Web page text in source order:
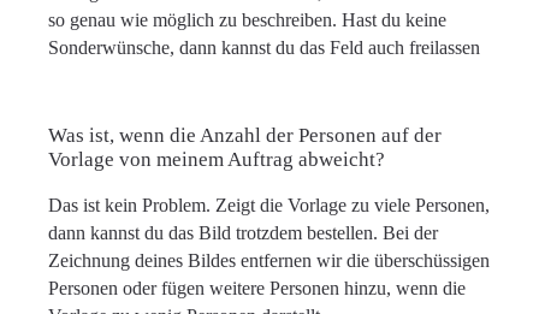
so genau wie möglich zu beschreiben. Hast du keine
Sonderwünsche, dann kannst du das Feld auch freilassen
Was ist, wenn die Anzahl der Personen auf der
Vorlage von meinem Auftrag abweicht?
Das ist kein Problem. Zeigt die Vorlage zu viele Personen,
dann kannst du das Bild trotzdem bestellen. Bei der
Zeichnung deines Bildes entfernen wir die überschüssigen
Personen oder fügen weitere Personen hinzu, wenn die